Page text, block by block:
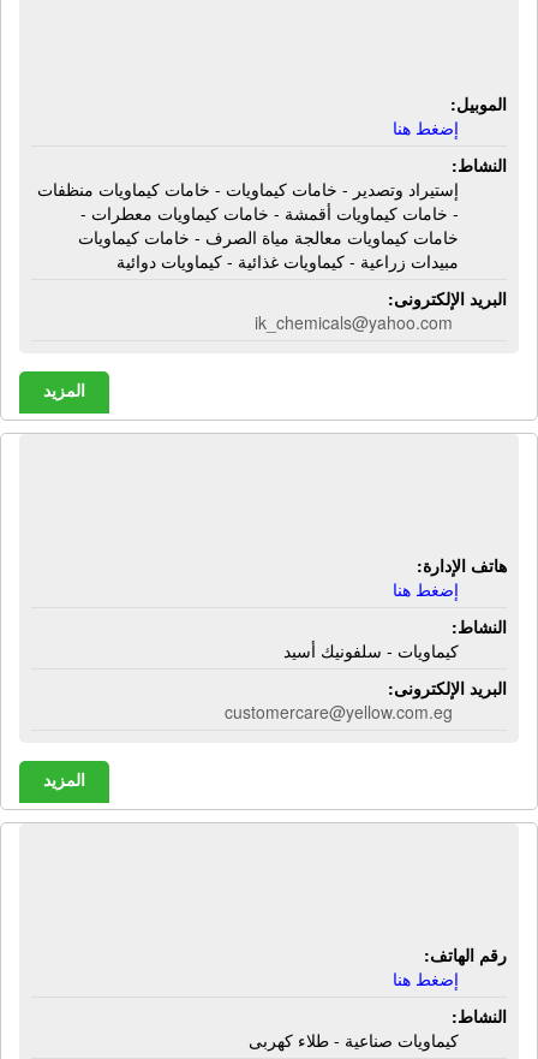
الموبيل:
إضغط هنا
النشاط:
إستيراد وتصدير - خامات كيماويات - خامات كيماويات منظفات
- خامات كيماويات أقمشة - خامات كيماويات معطرات -
خامات كيماويات معالجة مياة الصرف - خامات كيماويات
مبيدات زراعية - كيماويات غذائية - كيماويات دوائية
البريد الإلكترونى:
ik_chemicals@yahoo.com
المزيد
هاتف الإدارة:
إضغط هنا
النشاط:
كيماويات - سلفونيك أسيد
البريد الإلكترونى:
customercare@yellow.com.eg
المزيد
رقم الهاتف:
إضغط هنا
النشاط:
كيماويات صناعية - طلاء كهربى